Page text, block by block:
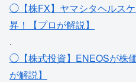
◯【株FX】ヤマシタヘルス
昇！【プロが解説】
.
◯【株式投資】ENEOSが株
が解説】